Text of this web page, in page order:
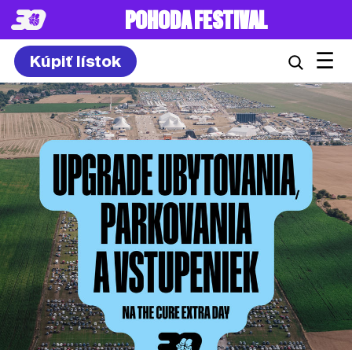
POHODA FESTIVAL
Kúpiť lístok ☰